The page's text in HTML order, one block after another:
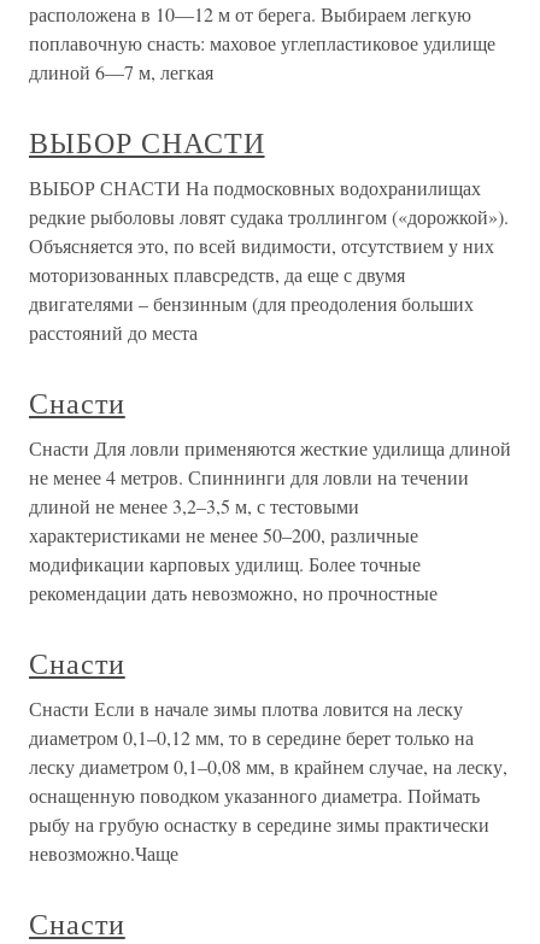
расположена в 10—12 м от берега. Выбираем легкую
поплавочную снасть: маховое углепластиковое удилище
длиной 6—7 м, легкая
ВЫБОР СНАСТИ
ВЫБОР СНАСТИ На подмосковных водохранилищах
редкие рыболовы ловят судака троллингом («дорожкой»).
Объясняется это, по всей видимости, отсутствием у них
моторизованных плавсредств, да еще с двумя
двигателями – бензинным (для преодоления больших
расстояний до места
Снасти
Снасти Для ловли применяются жесткие удилища длиной
не менее 4 метров. Спиннинги для ловли на течении
длиной не менее 3,2–3,5 м, с тестовыми
характеристиками не менее 50–200, различные
модификации карповых удилищ. Более точные
рекомендации дать невозможно, но прочностные
Снасти
Снасти Если в начале зимы плотва ловится на леску
диаметром 0,1–0,12 мм, то в середине берет только на
леску диаметром 0,1–0,08 мм, в крайнем случае, на леску,
оснащенную поводком указанного диаметра. Поймать
рыбу на грубую оснастку в середине зимы практически
невозможно.Чаще
Снасти